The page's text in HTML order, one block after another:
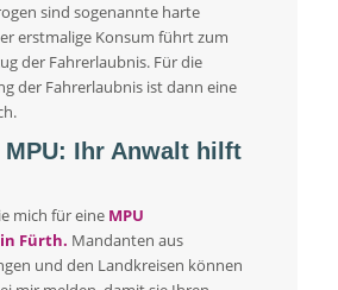
sind sogenannte harte
erstmalige Konsum führt zum
der Fahrerlaubnis. Für die
der Fahrerlaubnis ist dann eine
Ihr Anwalt hilft
mich für eine MPU
Fürth. Mandanten aus
und den Landkreisen können